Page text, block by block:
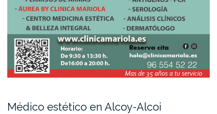
Médico estético en Alcoy-Alcoi